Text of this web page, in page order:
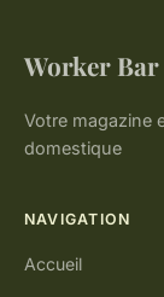
Worker Bar
Votre magazine
domestique
NAVIGATION
Accueil